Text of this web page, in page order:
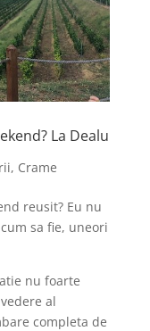
La Dealu
, Crame
reusit? Eu nu
sa fie, uneori
nu foarte
al
completa de